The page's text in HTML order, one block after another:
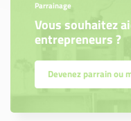
Parrainage
Vous souhaitez
entrepreneurs ?
Devenez parrain ou